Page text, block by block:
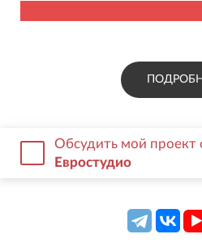
Обсудить мой проект
Евростудио